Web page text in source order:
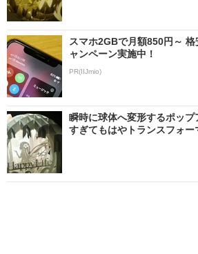
スマホ2GBで月額850円～
ャンペーン実施中！
PR(IIJmio)
瞬時に球体へ変形するポッ
すぎてもはやトランスフォー